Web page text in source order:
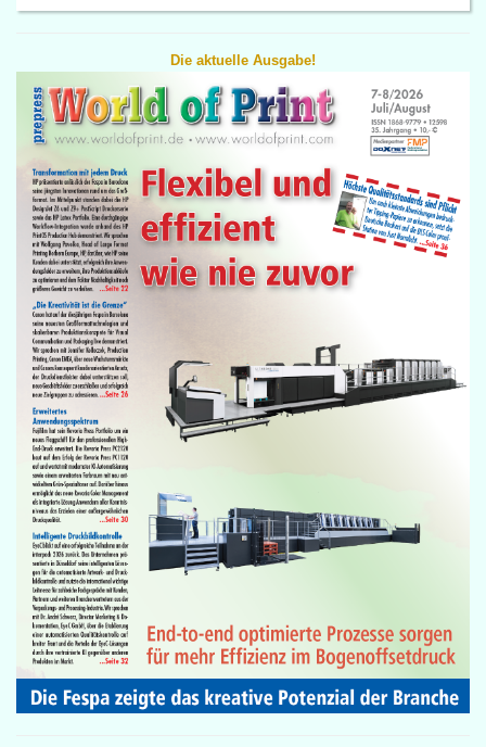
Die aktuelle Ausgabe!